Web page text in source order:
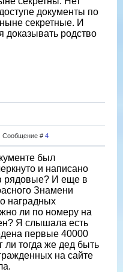
документы по
секретные. И
доказывать родство
Сообщение # 4
был
и написано
рядовые? И еще в
Знамени
наградных
ли по номеру на
Я слышала есть
первые 40000
тогда же дед быть
на сайте